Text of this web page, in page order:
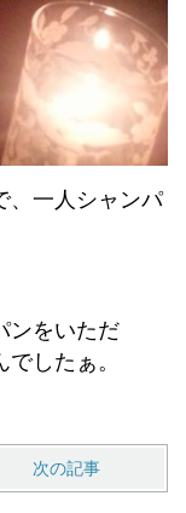
、一人シャンパ
ンをいただ
したぁ。
次の記事